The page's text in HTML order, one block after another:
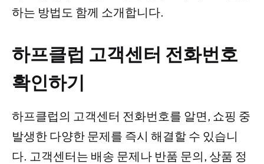
하는 방법도 함께 소개합니다.
하프클럽 고객센터 전화번호
확인하기
하프클럽의 고객센터 전화번호를 알면, 쇼핑 중
발생한 다양한 문제를 즉시 해결할 수 있습니
다. 고객센터는 배송 문제나 반품 문의, 상품 정